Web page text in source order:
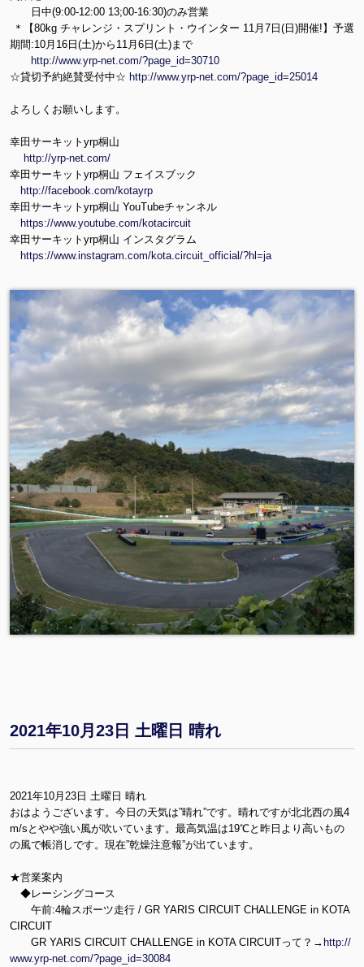
日中(9:00-12:00 13;00-16:30)のみ営業
＊【80kg チャレンジ・スプリント・ウインター 11月7日(日)開催!】予選
期間:10月16日(土)から11月6日(土)まで
http://www.yrp-net.com/?page_id=30710
☆貸切予約絶賛受付中☆ http://www.yrp-net.com/?page_id=25014
よろしくお願いします。
幸田サーキットyrp桐山
http://yrp-net.com/
幸田サーキットyrp桐山 フェイスブック
http://facebook.com/kotayrp
幸田サーキットyrp桐山 YouTubeチャンネル
https://www.youtube.com/kotacircuit
幸田サーキットyrp桐山 インスタグラム
https://www.instagram.com/kota.circuit_official/?hl=ja
2021年10月23日 土曜日 晴れ
2021年10月23日 土曜日 晴れ
おはようございます。今日の天気は”晴れ”です。晴れですが北北西の風4
m/sとやや強い風が吹いています。最高気温は19℃と昨日より高いもの
の風で帳消しです。現在”乾燥注意報”が出ています。
★営業案内
◆レーシングコース
午前:4輪スポーツ走行 / GR YARIS CIRCUIT CHALLENGE in KOTA
CIRCUIT
GR YARIS CIRCUIT CHALLENGE in KOTA CIRCUITって？→ http://
www.yrp-net.com/?page_id=30084